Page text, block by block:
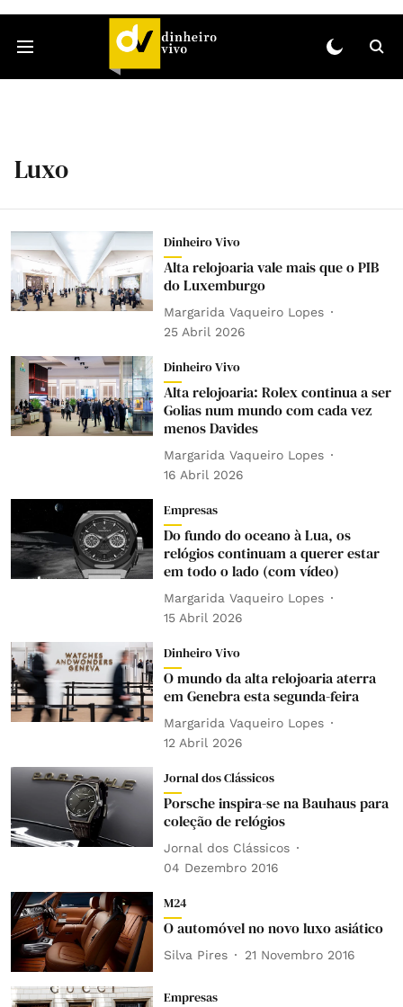
Luxo
Dinheiro Vivo
Alta relojoaria vale mais que o PIB
do Luxemburgo
Margarida Vaqueiro Lopes
25 Abril 2026
Dinheiro Vivo
Alta relojoaria: Rolex continua a ser
Golias num mundo com cada vez
menos Davides
Margarida Vaqueiro Lopes
16 Abril 2026
Empresas
Do fundo do oceano à Lua, os
relógios continuam a querer estar
em todo o lado (com vídeo)
Margarida Vaqueiro Lopes
15 Abril 2026
Dinheiro Vivo
O mundo da alta relojoaria aterra
em Genebra esta segunda-feira
Margarida Vaqueiro Lopes
12 Abril 2026
Jornal dos Clássicos
Porsche inspira-se na Bauhaus para
coleção de relógios
Jornal dos Clássicos
04 Dezembro 2016
M24
O automóvel no novo luxo asiático
Silva Pires 21 Novembro 2016
Empresas